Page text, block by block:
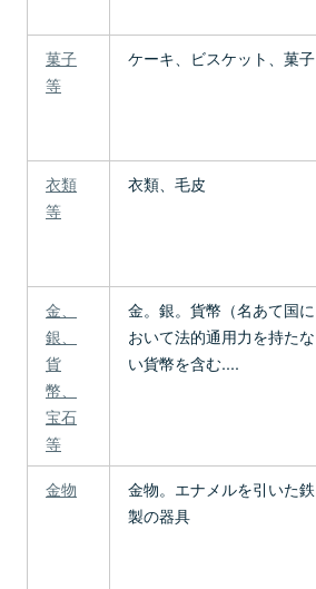
菓子
等
ケーキ、ビスケット、菓子
衣類
等
衣類、毛皮
金、
銀、
貨
幣、
宝石
等
金。銀。貨幣（名あて国に
おいて法的通用力を持たな
い貨幣を含む....
金物
金物。エナメルを引いた鉄
製の器具